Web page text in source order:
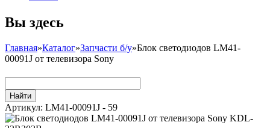
Вы здесь
Главная»Каталог»Запчасти б/у»Блок светодиодов LM41-
00091J от телевизора Sony
Артикул: LM41-00091J - 59